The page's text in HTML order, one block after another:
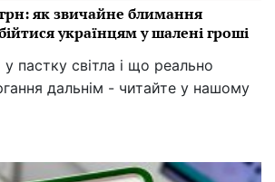
грн: як звичайне блимання
українцям у шалені гроші
пастку світла і що реально
дальнім - читайте у нашому